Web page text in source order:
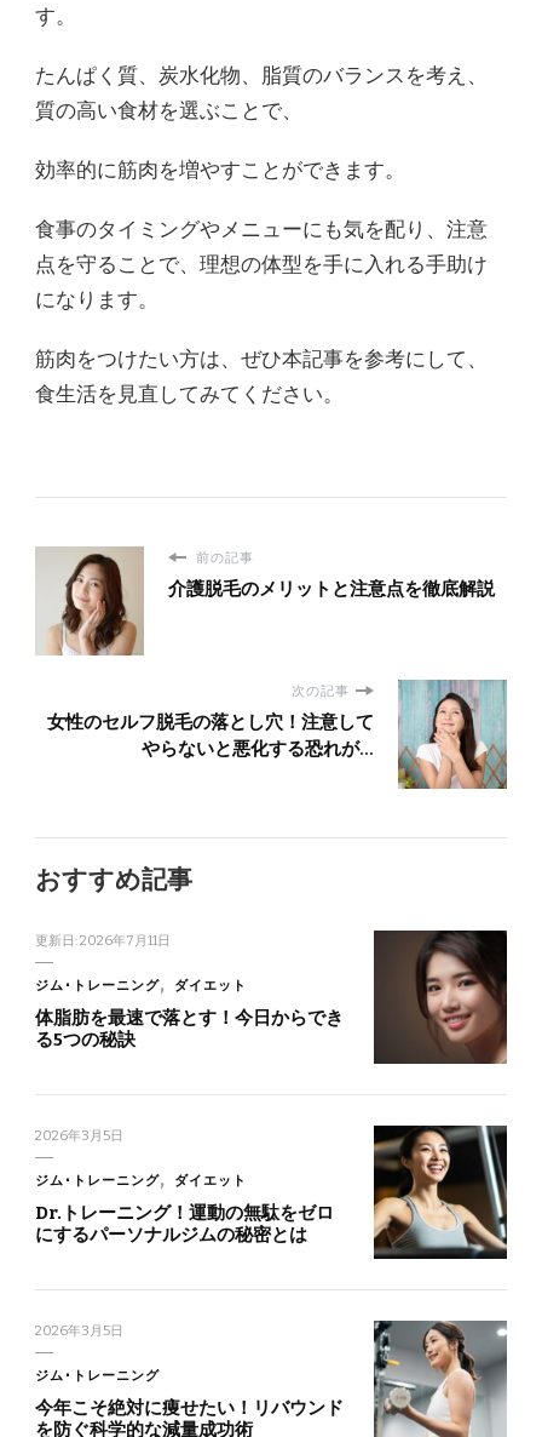
す。
たんぱく質、炭水化物、脂質のバランスを考え、
質の高い食材を選ぶことで、
効率的に筋肉を増やすことができます。
食事のタイミングやメニューにも気を配り、注意
点を守ることで、理想の体型を手に入れる手助け
になります。
筋肉をつけたい方は、ぜひ本記事を参考にして、
食生活を見直してみてください。
前の記事
介護脱毛のメリットと注意点を徹底解説
次の記事
女性のセルフ脱毛の落とし穴！注意して
やらないと悪化する恐れが...
おすすめ記事
更新日:2026年7月11日
ジム･トレーニング ダイエット
体脂肪を最速で落とす！今日からでき
る5つの秘訣
2026年3月5日
ジム･トレーニング ダイエット
Dr.トレーニング！運動の無駄をゼロ
にするパーソナルジムの秘密とは
2026年3月5日
ジム･トレーニング
今年こそ絶対に痩せたい！リバウンド
を防ぐ科学的な減量成功術